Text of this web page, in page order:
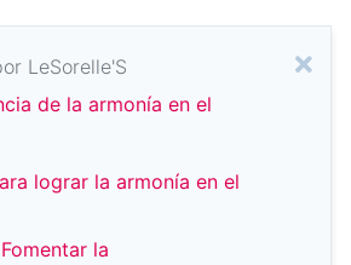
LeSorelle'S
de la armonía en el
lograr la armonía en el
Fomentar la